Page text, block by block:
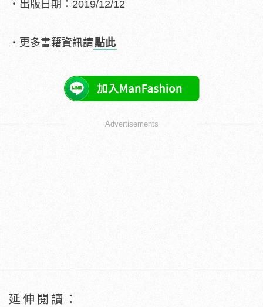
・出版日期：2019/12/12
・更多書籍資訊請點此
Advertisements
延伸閱讀：